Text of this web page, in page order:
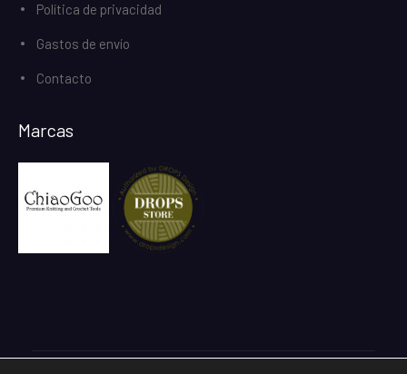
Política de privacidad
Gastos de envío
Contacto
Marcas